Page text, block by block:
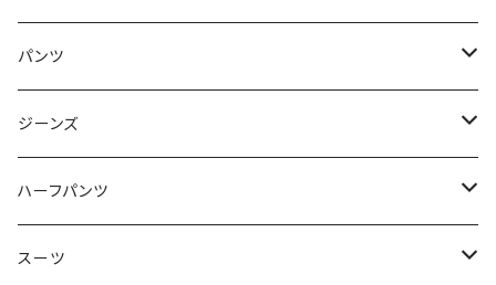
50/XL～
48/L
50/XL～
46/M
48/L
50/XL～
～44/S
46/M
48/L
50/XL～
パンツ
～44/S
46/M
48/L
ジーンズ
～44/S
46/M
ハーフパンツ
～44/S
スーツ